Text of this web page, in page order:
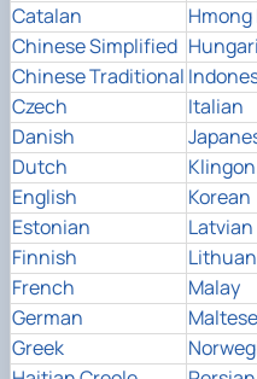
Catalan
Hmong
Chinese Simplified
Chinese Traditional
Czech
Italian
Danish
Dutch
Klingon
English
Korean
Estonian
Latvian
Finnish
French
Malay
German
Maltese
Greek